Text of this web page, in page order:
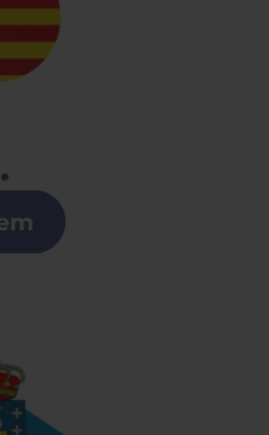
en Collado Villalba